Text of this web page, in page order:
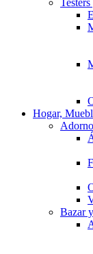
Hogar,
Bazar